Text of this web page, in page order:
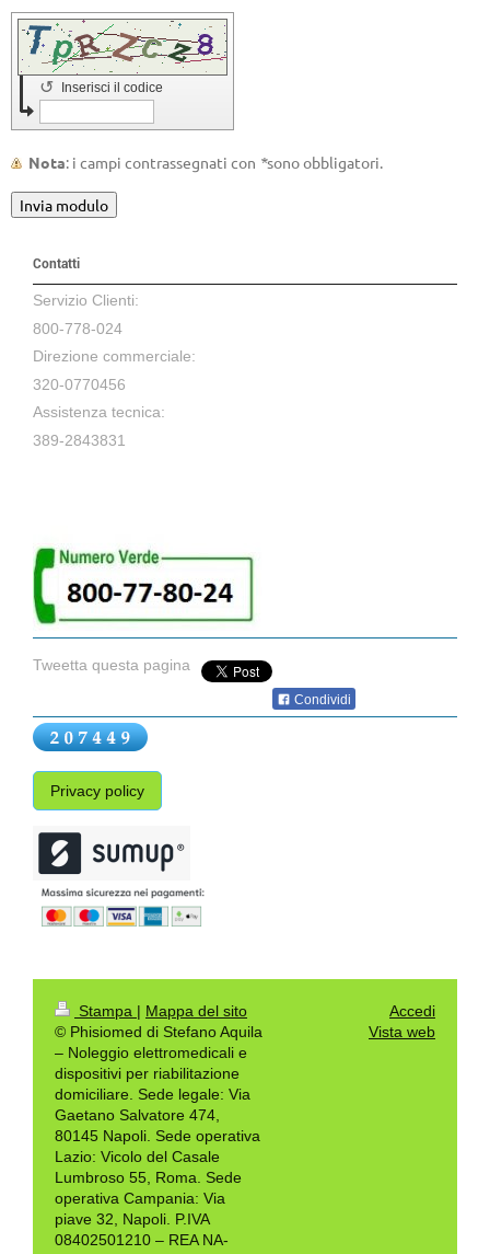
Inserisci il codice
↺
Nota : i campi contrassegnati con *sono obbligatori.
Contatti
Servizio Clienti:
800-778-024
Direzione commerciale:
320-0770456
Assistenza tecnica:
389-2843831
Tweetta questa pagina
Condividi
Privacy policy
Stampa | Mappa del sito
© Phisiomed di Stefano Aquila
– Noleggio elettromedicali e
dispositivi per riabilitazione
domiciliare. Sede legale: Via
Gaetano Salvatore 474,
80145 Napoli. Sede operativa
Lazio: Vicolo del Casale
Lumbroso 55, Roma. Sede
operativa Campania: Via
piave 32, Napoli. P.IVA
08402501210 – REA NA-
Accedi
Vista web